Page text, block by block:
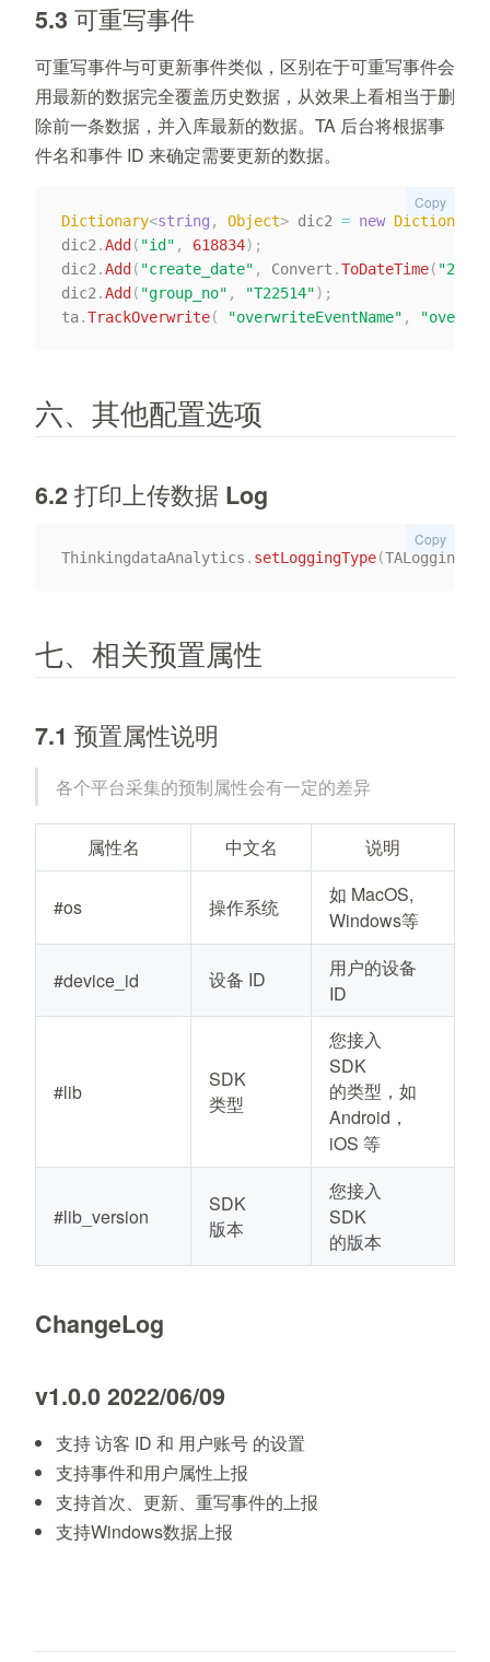
5.3 可重写事件
可重写事件与可更新事件类似，区别在于可重写事件会
用最新的数据完全覆盖历史数据，从效果上看相当于删
除前一条数据，并入库最新的数据。TA 后台将根据事
件名和事件 ID 来确定需要更新的数据。
Dictionary<string , Object> dic2 = new Dictionary
dic2 .Add ( "id" , 618834) ;
dic2 .Add ( "create_date" , Convert .ToDateTime(
dic2 .Add ( "group_no" , "T22514") ;
ta.TrackOverwrite( "overwriteEventName" ,
Copy
六、其他配置选项
6.2 打印上传数据 Log
ThinkingdataAnalytics . setLoggingType(TALogging
Copy
七、相关预置属性
7.1 预置属性说明
各个平台采集的预制属性会有一定的差异
属性名 中文名 说明
#os 操作系统
如 MacOS,
Windows等
#device_id 设备 ID
用户的设备
ID
#lib
SDK
类型
您接入
SDK
的类型，如
Android，
iOS 等
#lib_version
SDK
版本
您接入
SDK
的版本
ChangeLog
v1.0.0 2022/06/09
支持 访客 ID 和 用户账号 的设置
支持事件和用户属性上报
支持首次、更新、重写事件的上报
支持Windows数据上报